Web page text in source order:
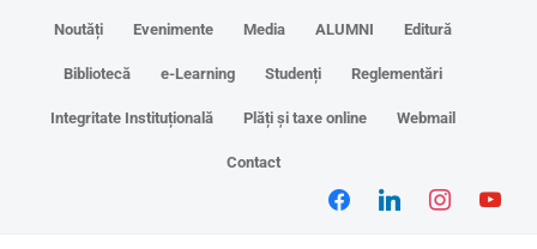
Noutăți Evenimente Media ALUMNI Editură
Bibliotecă e-Learning Studenți Reglementări
Integritate Instituțională Plăți și taxe online Webmail
Contact